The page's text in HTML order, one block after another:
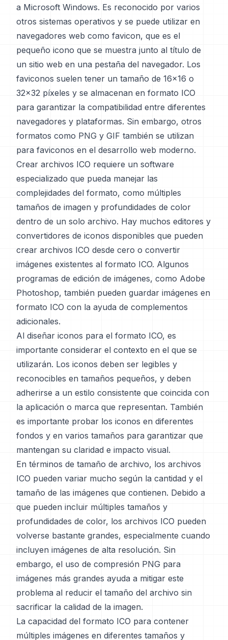
a Microsoft Windows. Es reconocido por varios
otros sistemas operativos y se puede utilizar en
navegadores web como favicon, que es el
pequeño icono que se muestra junto al título de
un sitio web en una pestaña del navegador. Los
faviconos suelen tener un tamaño de 16x16 o
32x32 píxeles y se almacenan en formato ICO
para garantizar la compatibilidad entre diferentes
navegadores y plataformas. Sin embargo, otros
formatos como PNG y GIF también se utilizan
para faviconos en el desarrollo web moderno.
Crear archivos ICO requiere un software
especializado que pueda manejar las
complejidades del formato, como múltiples
tamaños de imagen y profundidades de color
dentro de un solo archivo. Hay muchos editores y
convertidores de iconos disponibles que pueden
crear archivos ICO desde cero o convertir
imágenes existentes al formato ICO. Algunos
programas de edición de imágenes, como Adobe
Photoshop, también pueden guardar imágenes en
formato ICO con la ayuda de complementos
adicionales.
Al diseñar iconos para el formato ICO, es
importante considerar el contexto en el que se
utilizarán. Los iconos deben ser legibles y
reconocibles en tamaños pequeños, y deben
adherirse a un estilo consistente que coincida con
la aplicación o marca que representan. También
es importante probar los iconos en diferentes
fondos y en varios tamaños para garantizar que
mantengan su claridad e impacto visual.
En términos de tamaño de archivo, los archivos
ICO pueden variar mucho según la cantidad y el
tamaño de las imágenes que contienen. Debido a
que pueden incluir múltiples tamaños y
profundidades de color, los archivos ICO pueden
volverse bastante grandes, especialmente cuando
incluyen imágenes de alta resolución. Sin
embargo, el uso de compresión PNG para
imágenes más grandes ayuda a mitigar este
problema al reducir el tamaño del archivo sin
sacrificar la calidad de la imagen.
La capacidad del formato ICO para contener
múltiples imágenes en diferentes tamaños y